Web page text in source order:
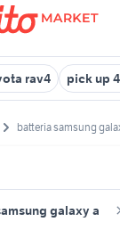
rav4 pick up
batteria samsung